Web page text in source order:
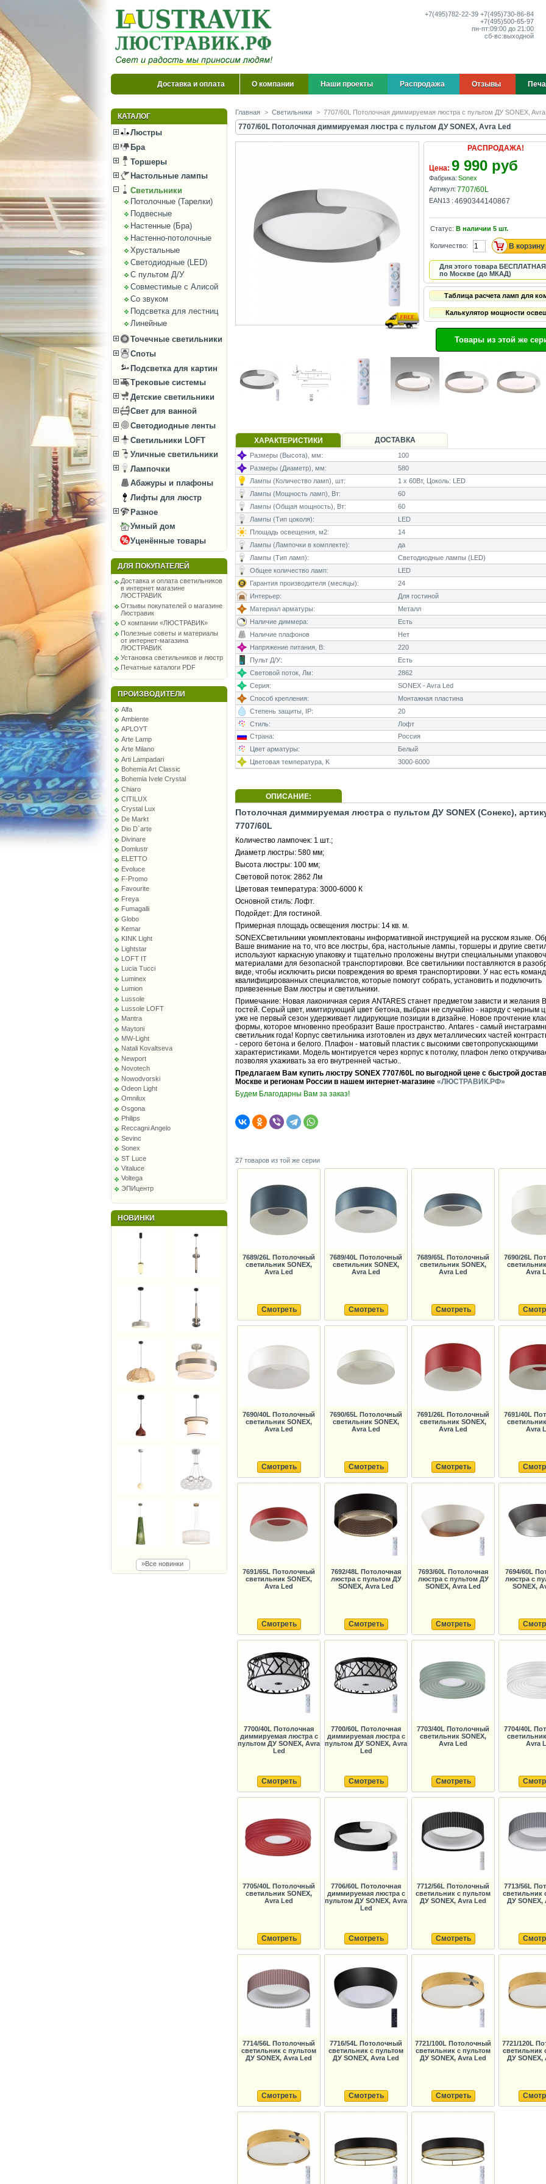
+7(495)782-22-39 +7(495)730-86-84
+7(495)500-65-97
пн-пт:09:00 до 21:00
сб-вс:выходной
Доставка и оплата О компании Наши проекты Распродажа Отзывы
КАТАЛОГ
Люстры
Бра
Торшеры
Настольные лампы
Светильники
Потолочные (Тарелки)
Подвесные
Настенные (Бра)
Настенно-потолочные
Хрустальные
Светодиодные (LED)
С пультом Д/У
Совместимые с Алисой
Со звуком
Подсветка для лестниц
Линейные
Точечные светильники
Споты
Подсветка для картин
Трековые системы
Детские светильники
Свет для ванной
Светодиодные ленты
Светильники LOFT
Уличные светильники
Лампочки
Абажуры и плафоны
Лифты для люстр
Разное
Умный дом
Уценённые товары
ДЛЯ ПОКУПАТЕЛЕЙ
Доставка и оплата светильников
в интернет магазине
ЛЮСТРАВИК
Отзывы покупателей о магазине
Люстравик
О компании «ЛЮСТРАВИК»
Полезные советы и материалы
от интернет-магазина
ЛЮСТРАВИК
Установка светильников и люстр
Печатные каталоги PDF
ПРОИЗВОДИТЕЛИ
Alfa
Ambiente
APLOYT
Arte Lamp
Arte Milano
Arti Lampadari
Bohemia Art Classic
Bohemia Ivele Crystal
Chiaro
CITILUX
Crystal Lux
De Markt
Dio D`arte
Divinare
Domlustr
ELETTO
Evoluce
F-Promo
Favourite
Freya
Fumagalli
Globo
Kemar
KINK Light
Lightstar
LOFT IT
Lucia Tucci
Luminex
Lumion
Lussole
Lussole LOFT
Mantra
Maytoni
MW-Light
Natali Kovaltseva
Newport
Novotech
Nowodvorski
Odeon Light
Omnilux
Osgona
Philips
Reccagni Angelo
Sevinc
Sonex
ST Luce
Vitaluce
Voltega
ЭПИцентр
НОВИНКИ
»Все новинки
Главная > Светильники > 7707/60L Потолочная диммируемая люстра с пультом ДУ SONEX,
7707/60L Потолочная диммируемая люстра с пультом ДУ SONEX, Avra Led
РАСПРОДАЖА!
Цена: 9 990 руб
Фабрика: Sonex
Артикул: 7707/60L
EAN13 : 4690344140867
Статус: В наличии 5 шт.
Количество:
Для этого товара БЕСПЛАТНАЯ
по Москве (до МКАД)
Таблица расчета ламп для
Калькулятор мощности
Товары из этой же
ХАРАКТЕРИСТИКИ ДОСТАВКА
Размеры (Высота), мм:
100
Размеры (Диаметр), мм:
580
Лампы (Количество ламп), шт:
1 x 60Вт, Цоколь: LED
Лампы (Мощность ламп), Вт:
60
Лампы (Общая мощность), Вт:
60
Лампы (Тип цоколя):
LED
Площадь освещения, м2:
14
Лампы (Лампочки в комплекте):
да
Лампы (Тип ламп):
Светодиодные лампы (LED)
Общее количество ламп:
LED
Гарантия производителя (месяцы):
24
Интерьер:
Для гостиной
Материал арматуры:
Металл
Наличие диммера:
Есть
Наличие плафонов
Нет
Напряжение питания, В:
220
Пульт Д/У:
Есть
Световой поток, Лм:
2862
Серия:
SONEX - Avra Led
Способ крепления:
Монтажная пластина
Степень защиты, IP:
20
Стиль:
Лофт
Страна:
Россия
Цвет арматуры:
Белый
Цветовая температура, K
3000-6000
ОПИСАНИЕ:
Потолочная диммируемая люстра с пультом ДУ SONEX (Сонекс),
7707/60L
Количество лампочек: 1 шт.;
Диаметр люстры: 580 мм;
Высота люстры: 100 мм;
Световой поток: 2862 Лм
Цветовая температура: 3000-6000 К
Основной стиль: Лофт.
Подойдет: Для гостиной.
Примерная площадь освещения люстры: 14 кв. м.
SONEXСветильники укомплектованы информативной инструкцией на русском языке.
Ваше внимание на то, что все люстры, бра, настольные лампы, торшеры и другие
используют каркасную упаковку и тщательно проложены внутри специальными
материалами для безопасной транспортировки. Все светильники поставляются в
виде, чтобы исключить риски повреждения во время транспортировки. У нас есть
квалифицированных специалистов, которые помогут собрать, установить и подключить
привезенные Вам люстры и светильники.
Примечание: Новая лаконичная серия ANTARES станет предметом зависти и желания
гостей. Серый цвет, имитирующий цвет бетона, выбран не случайно - наряду с черным
уже не первый сезон удерживает лидирующие позиции в дизайне. Новое прочтение
формы, которое мгновенно преобразит Ваше пространство. Antares - самый
светильник года! Корпус светильника изготовлен из двух металлических частей
- серого бетона и белого. Плафон - матовый пластик с высокими светопропускающими
характеристиками. Модель монтируется через корпус к потолку, плафон легко
позволяя ухаживать за его внутренней частью..
Предлагаем Вам купить люстру SONEX 7707/60L по выгодной цене с быстрой
Москве и регионам России в нашем интернет-магазине «ЛЮСТРАВИК.РФ»
Будем Благодарны Вам за заказ!
27 товаров из той же серии
7689/26L Потолочный
светильник SONEX,
Avra Led
Смотреть
7689/40L Потолочный
светильник SONEX,
Avra Led
Смотреть
7689/65L Потолочный
светильник SONEX,
Avra Led
Смотреть
7690/26L
Avra
7690/40L Потолочный
светильник SONEX,
Avra Led
Смотреть
7690/65L Потолочный
светильник SONEX,
Avra Led
Смотреть
7691/26L Потолочный
светильник SONEX,
Avra Led
Смотреть
7691/40L
Avra
7691/65L Потолочный
светильник SONEX,
Avra Led
Смотреть
7692/48L Потолочная
люстра с пультом ДУ
SONEX, Avra Led
Смотреть
7693/60L Потолочная
люстра с пультом ДУ
SONEX, Avra Led
Смотреть
7694/60L
люстра с
SONEX,
7700/40L Потолочная
диммируемая люстра с
пультом ДУ SONEX, Avra
Led
Смотреть
7700/60L Потолочная
диммируемая люстра с
пультом ДУ SONEX, Avra
Led
Смотреть
7703/40L Потолочный
светильник SONEX,
Avra Led
Смотреть
7704/40L
Avra
7705/40L Потолочный
светильник SONEX,
Avra Led
Смотреть
7706/60L Потолочная
диммируемая люстра с
пультом ДУ SONEX, Avra
Led
Смотреть
7712/56L Потолочный
светильник с пультом
ДУ SONEX, Avra Led
Смотреть
7713/56L
светильник
ДУ SONEX,
7714/56L Потолочный
светильник с пультом
ДУ SONEX, Avra Led
Смотреть
7716/54L Потолочный
светильник с пультом
ДУ SONEX, Avra Led
Смотреть
7721/100L Потолочный
светильник с пультом
ДУ SONEX, Avra Led
Смотреть
7721/120L
светильник
ДУ SONEX,